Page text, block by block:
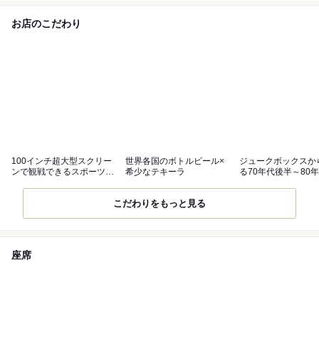
お店のこだわり
100インチ超大型スクリー
ンで観戦できるスポーツバ
世界各国のボトルビール×
希少なテキーラ
ジュークボックスか
る70年代後半～80
こだわりをもっと見る
座席